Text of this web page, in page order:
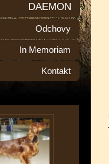
DAEMON
Odchovy
In Memoriam
Kontakt